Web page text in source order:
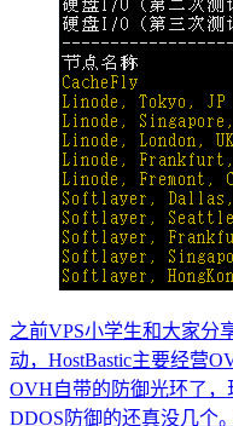
之前VPS小学生和大家分
动，HostBastic主要经营
OVH自带的防御光环了，
DDOS防御的还真没几个